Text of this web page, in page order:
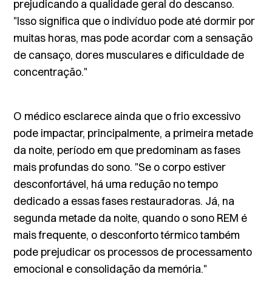
prejudicando a qualidade geral do descanso.
"Isso significa que o indivíduo pode até dormir por
muitas horas, mas pode acordar com a sensação
de cansaço, dores musculares e dificuldade de
concentração."
O médico esclarece ainda que o frio excessivo
pode impactar, principalmente, a primeira metade
da noite, período em que predominam as fases
mais profundas do sono. "Se o corpo estiver
desconfortável, há uma redução no tempo
dedicado a essas fases restauradoras. Já, na
segunda metade da noite, quando o sono REM é
mais frequente, o desconforto térmico também
pode prejudicar os processos de processamento
emocional e consolidação da memória."